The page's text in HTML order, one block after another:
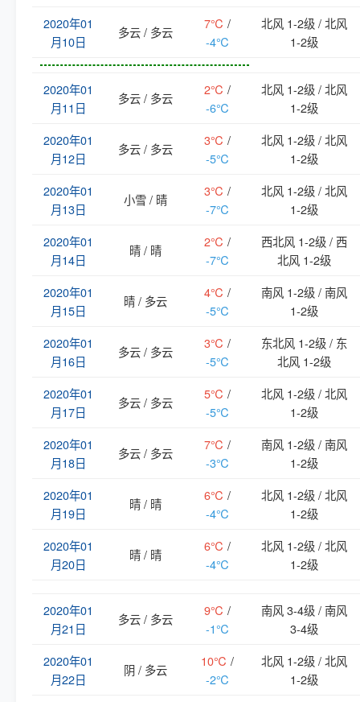
2020年01
月10日
多云 / 多云
7℃ /
-4℃
北风 1-2级 / 北风
1-2级
2020年01
月11日
多云 / 多云
2℃ /
-6℃
北风 1-2级 / 北风
1-2级
2020年01
月12日
多云 / 多云
3℃ /
-5℃
北风 1-2级 / 北风
1-2级
2020年01
月13日
小雪 / 晴
3℃ /
-7℃
北风 1-2级 / 北风
1-2级
2020年01
月14日
晴 / 晴
2℃ /
-7℃
西北风 1-2级 / 西
北风 1-2级
2020年01
月15日
晴 / 多云
4℃ /
-5℃
南风 1-2级 / 南风
1-2级
2020年01
月16日
多云 / 多云
3℃ /
-5℃
东北风 1-2级 / 东
北风 1-2级
2020年01
月17日
多云 / 多云
5℃ /
-5℃
北风 1-2级 / 北风
1-2级
2020年01
月18日
多云 / 多云
7℃ /
-3℃
南风 1-2级 / 南风
1-2级
2020年01
月19日
晴 / 晴
6℃ /
-4℃
北风 1-2级 / 北风
1-2级
2020年01
月20日
晴 / 晴
6℃ /
-4℃
北风 1-2级 / 北风
1-2级
2020年01
月21日
多云 / 多云
9℃ /
-1℃
南风 3-4级 / 南风
3-4级
2020年01
月22日
阴 / 多云
10℃ /
-2℃
北风 1-2级 / 北风
1-2级